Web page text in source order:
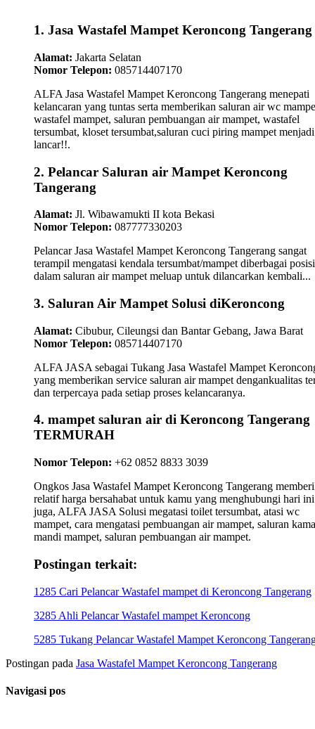
1. Jasa Wastafel Mampet Keroncong Tangerang
Alamat: Jakarta Selatan
Nomor Telepon: 085714407170
ALFA Jasa Wastafel Mampet Keroncong Tangerang menepati
kelancaran yang tuntas serta memberikan saluran air wc
wastafel mampet, saluran pembuangan air mampet, wastafel
tersumbat, kloset tersumbat,saluran cuci piring mampet menjadi
lancar!!.
2. Pelancar Saluran air Mampet Keroncong
Tangerang
Alamat: Jl. Wibawamukti II kota Bekasi
Nomor Telepon: 087777330203
Pelancar Jasa Wastafel Mampet Keroncong Tangerang sangat
terampil mengatasi kendala tersumbat/mampet diberbagai
dalam saluran air mampet meluap untuk dilancarkan kembali...
3. Saluran Air Mampet Solusi diKeroncong
Alamat: Cibubur, Cileungsi dan Bantar Gebang, Jawa Barat
Nomor Telepon: 085714407170
ALFA JASA sebagai Tukang Jasa Wastafel Mampet
yang memberikan service saluran air mampet dengankualitas
dan terpercaya pada setiap proses kelancaranya.
4. mampet saluran air di Keroncong Tangerang
TERMURAH
Nomor Telepon: +62 0852 8833 3039
Ongkos Jasa Wastafel Mampet Keroncong Tangerang
relatif harga bersahabat untuk kamu yang menghubungi hari ini
juga, ALFA JASA Solusi megatasi toilet tersumbat, atasi wc
mampet, cara mengatasi pembuangan air mampet, saluran
mandi mampet, saluran pembuangan air mampet.
Postingan terkait:
1285 Cari Pelancar Wastafel mampet di Keroncong Tangerang
3285 Ahli Pelancar Wastafel mampet Keroncong
5285 Tukang Pelancar Wastafel Mampet Keroncong
Postingan pada Jasa Wastafel Mampet Keroncong Tangerang
Navigasi pos